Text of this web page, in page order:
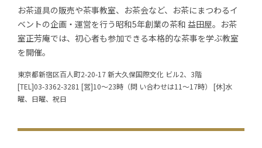
お茶道具の販売や茶事教室、お茶会など、お茶にまつわるイ
ベントの企画・運営を行う昭和5年創業の茶和 益田屋。お茶
室正芳庵では、初心者も参加できる本格的な茶事を学ぶ教室
を開催。
東京都新宿区百人町2-20-17 新大久保国際文化 ビル2、3階
[TEL]03-3362-3281 [営]10～23時（問 い合わせは11～17時） [休]水
曜、日曜、祝日